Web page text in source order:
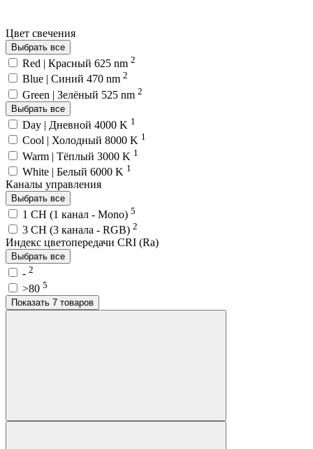
Цвет свечения
Выбрать все
Red | Красный 625 nm 2
Blue | Синий 470 nm 2
Green | Зелёный 525 nm 2
Выбрать все
Day | Дневной 4000 K 1
Cool | Холодный 8000 K 1
Warm | Тёплый 3000 K 1
White | Белый 6000 K 1
Каналы управления
Выбрать все
1 CH (1 канал - Mono) 5
3 CH (3 канала - RGB) 2
Индекс цветопередачи CRI (Ra)
Выбрать все
- 2
>80 5
Показать 7 товаров